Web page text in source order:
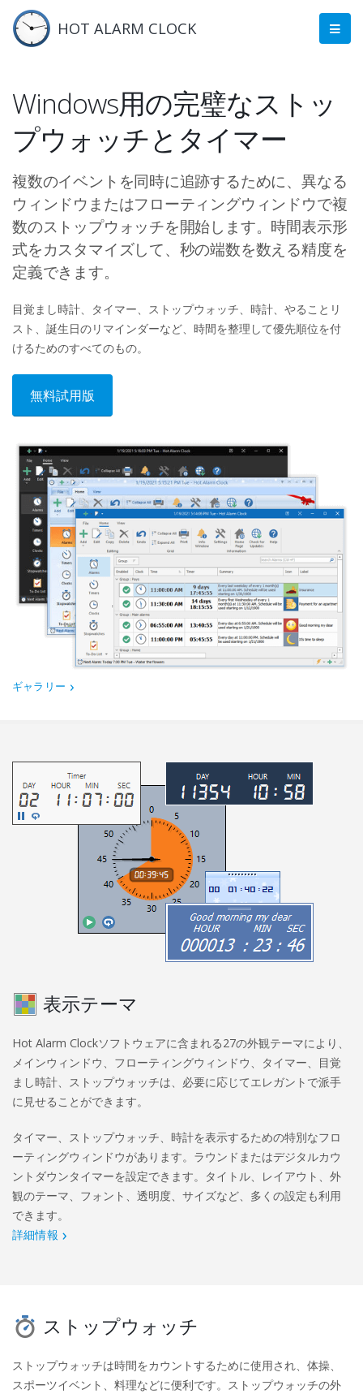
HOT ALARM CLOCK
Windows用の完璧なストッ
プウォッチとタイマー
複数のイベントを同時に追跡するために、異なる
ウィンドウまたはフローティングウィンドウで複
数のストップウォッチを開始します。時間表示形
式をカスタマイズして、秒の端数を数える精度を
定義できます。
目覚まし時計、タイマー、ストップウォッチ、時計、やることリ
スト、誕生日のリマインダーなど、時間を整理して優先順位を付
けるためのすべてのもの。
無料試用版
ギャラリー
表示テーマ
Hot Alarm Clockソフトウェアに含まれる27の外観テーマにより、
メインウィンドウ、フローティングウィンドウ、タイマー、目覚
まし時計、ストップウォッチは、必要に応じてエレガントで派手
に見せることができます。
タイマー、ストップウォッチ、時計を表示するための特別なフロ
ーティングウィンドウがあります。ラウンドまたはデジタルカウ
ントダウンタイマーを設定できます。タイトル、レイアウト、外
観のテーマ、フォント、透明度、サイズなど、多くの設定も利用
できます。
詳細情報
ストップウォッチ
ストップウォッチは時間をカウントするために使用され、体操、
スポーツイベント、料理などに便利です。ストップウォッチの外